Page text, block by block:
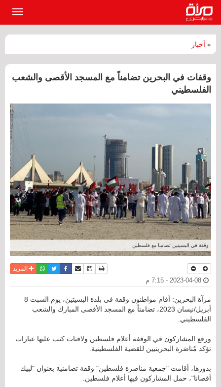
» أخبار
وقفات في البحرين تضامناً مع المسجد الأقصى والشعب
الفلسطيني
وقفة في البسيتين تضامنا مع فلسطين
نسخة للطباعة
حفظ الموضوع
أرسل الى صديق
فيسبوكتويترواتسابالمزيد
مرآة البحرين: أقام مواطنون وقفة في بلدة البسيتين، يوم السبت 8
أبريل/نيسان 2023، تضامناً مع المسجد الأقصى المبارك والشعب
الفلسطيني.
ورفع المشاركون في الوقفة أعلام فلسطين ولافتات كتب عليها عبارات
تؤكد مُناصَرة البحرينيين للقضية الفلسطينية.
بدورها، أقامت "جمعية مناصرة فلسطين" وقفة تضامنية بعنوان "لبيك
أقصانا"، حمل المشاركون فيها أعلام فلسطين.